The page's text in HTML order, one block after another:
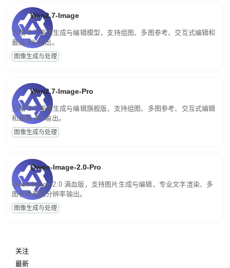
Wan2.7-Image
万相 2.7 图像生成与编辑模型，支持组图、多图参考、交互式编辑和
最高 2K 输出。
图像生成与处理
Wan2.7-Image-Pro
万相 2.7 图像生成与编辑旗舰版，支持组图、多图参考、交互式编辑
和最高 4K 输出。
图像生成与处理
Qwen-Image-2.0-Pro
Qwen-Image-2.0 满血版，支持图片生成与编辑、专业文字渲染、多
图参考和高分辨率输出。
图像生成与处理
关注
最新